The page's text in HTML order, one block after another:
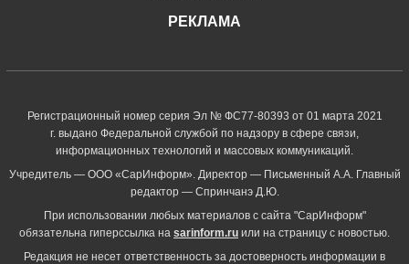
РЕКЛАМА
Регистрационный номер серия Эл № ФС77-80393 от 01 марта 2021
г. выдано Федеральной службой по надзору в сфере связи,
информационных технологий и массовых коммуникаций.
Учредитель — ООО «СарИнформ». Директор — Письменный А.А. Главный
редактор — Спринчанэ Д.Ю.
При использовании любых материалов с сайта "СарИнформ"
обязательна гиперссылка на sarinform.ru или на страницу с новостью.
Редакция не несет ответственность за достоверность информации в